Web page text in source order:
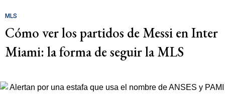
MLS
Cómo ver los partidos de Messi en Inter
Miami: la forma de seguir la MLS